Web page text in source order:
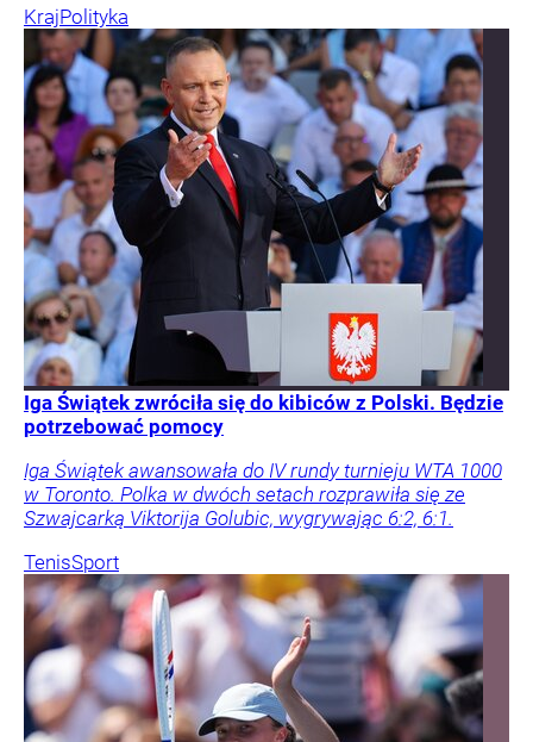
KrajPolityka
Iga Świątek zwróciła się do kibiców z Polski. Będzie
potrzebować pomocy
Iga Świątek awansowała do IV rundy turnieju WTA 1000
w Toronto. Polka w dwóch setach rozprawiła się ze
Szwajcarką Viktorija Golubic, wygrywając 6:2, 6:1.
TenisSport